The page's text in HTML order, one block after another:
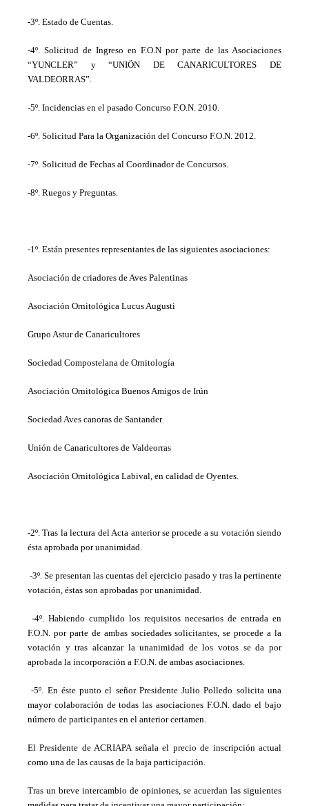
-3º. Estado de Cuentas.
-4º. Solicitud de Ingreso en F.O.N por parte de las Asociaciones
“YUNCLER” y “UNIÖN DE CANARICULTORES DE
VALDEORRAS”.
-5º. Incidencias en el pasado Concurso F.O.N. 2010.
-6º. Solicitud Para la Organización del Concurso F.O.N. 2012.
-7º. Solicitud de Fechas al Coordinador de Concursos.
-8º. Ruegos y Preguntas.
-1º. Están presentes representantes de las siguientes asociaciones:
Asociación de criadores de Aves Palentinas
Asociación Ornitológica Lucus Augusti
Grupo Astur de Canaricultores
Sociedad Compostelana de Ornitología
Asociación Ornitológica Buenos Amigos de Irún
Sociedad Aves canoras de Santander
Unión de Canaricultores de Valdeorras
Asociación Ornitológica Labival, en calidad de Oyentes.
-2º. Tras la lectura del Acta anterior se procede a su votación siendo
ésta aprobada por unanimidad.
-3º. Se presentan las cuentas del ejercicio pasado y tras la pertinente
votación, éstas son aprobadas por unanimidad.
-4º. Habiendo cumplido los requisitos necesarios de entrada en
F.O.N. por parte de ambas sociedades solicitantes, se procede a la
votación y tras alcanzar la unanimidad de los votos se da por
aprobada la incorporación a F.O.N. de ambas asociaciones.
-5º. En éste punto el señor Presidente Julio Polledo solicita una
mayor colaboración de todas las asociaciones F.O.N. dado el bajo
número de participantes en el anterior certamen.
El Presidente de ACRIAPA señala el precio de inscripción actual
como una de las causas de la baja participación.
Tras un breve intercambio de opiniones, se acuerdan las siguientes